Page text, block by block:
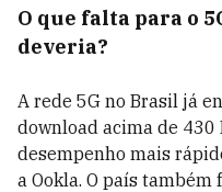
O que falta para o
deveria?
A rede 5G no Brasil já
download acima de 430
desempenho mais
a Ookla. O país